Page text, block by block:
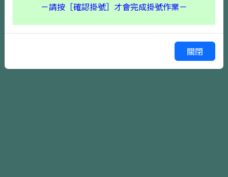
確認掛號 上一頁
－請按［確認掛號］才會完成掛號作業－
關閉